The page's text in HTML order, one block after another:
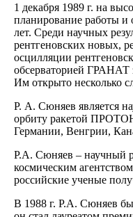
1 декабря 1989 г. на
планирование работы и
лет. Среди научных
рентгеновских новых,
осцилляции
обсерваторией ГРАНАТ
Им открыто несколько
Р. А. Сюняев является
орбиту ракетой
Германии, Венгрии,
Р.А. Сюняев – научный
космическим
российские ученые
В 1988 г. Р.А. Сюняев